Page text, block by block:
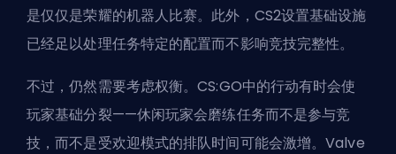
是仅仅是荣耀的机器人比赛。此外， CS2设置基础设施
已经足以处理任务特定的配置而不影响竞技完整性。
不过，仍然需要考虑权衡。CS:GO中的行动有时会使
玩家基础分裂——休闲玩家会磨练任务而不是参与竞
技，而不是受欢迎模式的排队时间可能会激增。Valve